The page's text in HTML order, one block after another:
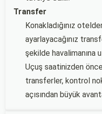
Transfer
Konakladığınız
ayarlayacağınız
şekilde havalimanına
Uçuş saatinizden
transferler, kontrol
açısından büyük